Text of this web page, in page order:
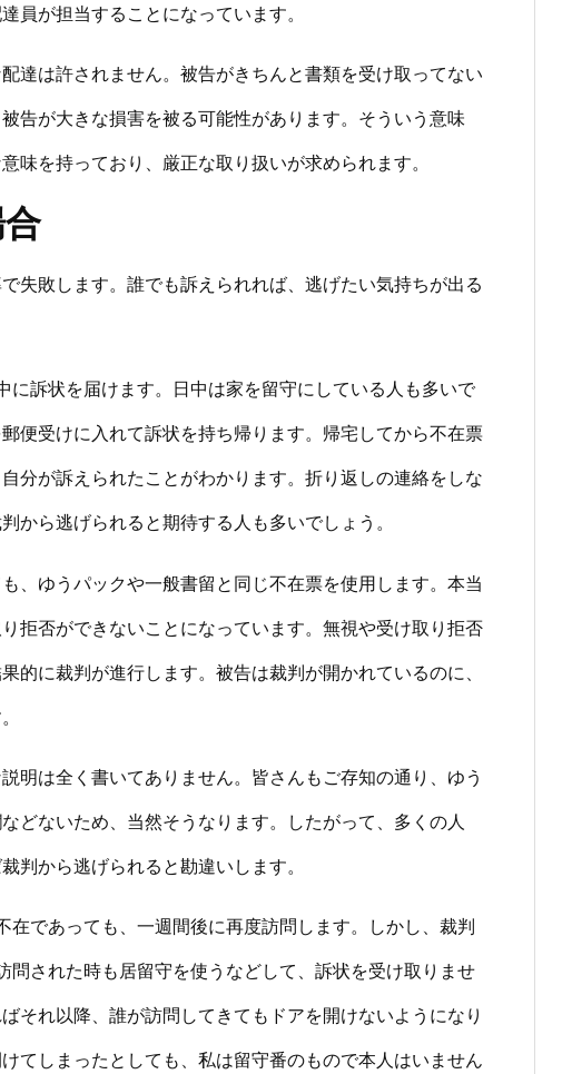
員が担当することになっています。
達は許されません。被告がきちんと書類を受け取ってない
告が大きな損害を被る可能性があります。そういう意味
味を持っており、厳正な取り扱いが求められます。
失敗します。誰でも訴えられれば、逃げたい気持ちが出る
訴状を届けます。日中は家を留守にしている人も多いで
便受けに入れて訴状を持ち帰ります。帰宅してから不在票
分が訴えられたことがわかります。折り返しの連絡をしな
から逃げられると期待する人も多いでしょう。
、ゆうパックや一般書留と同じ不在票を使用します。本当
拒否ができないことになっています。無視や受け取り拒否
的に裁判が進行します。被告は裁判が開かれているのに、
明は全く書いてありません。皆さんもご存知の通り、ゆう
どないため、当然そうなります。したがって、多くの人
判から逃げられると勘違いします。
であっても、一週間後に再度訪問します。しかし、裁判
問された時も居留守を使うなどして、訴状を受け取りませ
それ以降、誰が訪問してきてもドアを開けないようになり
てしまったとしても、私は留守番のもので本人はいません